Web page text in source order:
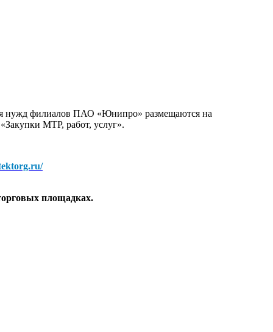
нужд филиалов ПАО «Юнипро» размещаются на
«Закупки МТР, работ, услуг».
площадках.